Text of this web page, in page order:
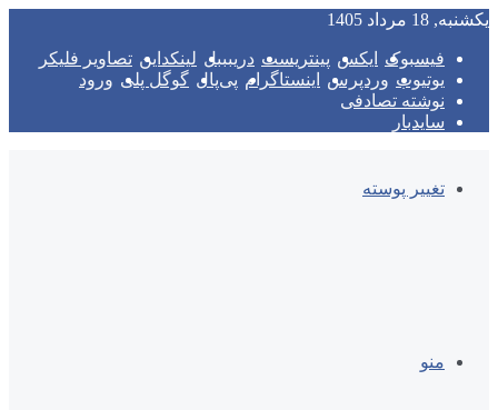
یکشنبه, 18 مرداد 1405
فیسبوک ایکس پینتریست دریبببل لینکداین تصاویر فلیکر
یوتیوب وردپرس اینستاگرام پی‌پال گوگل پلی
ورود
نوشته تصادفی
سایدبار
تغییر پوسته
منو